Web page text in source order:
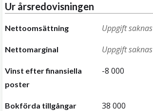
Ur årsredovisningen
Nettoomsättning Uppgift saknas
Nettomarginal Uppgift saknas
Vinst efter finansiella
poster
-8 000
Bokförda tillgångar 38 000